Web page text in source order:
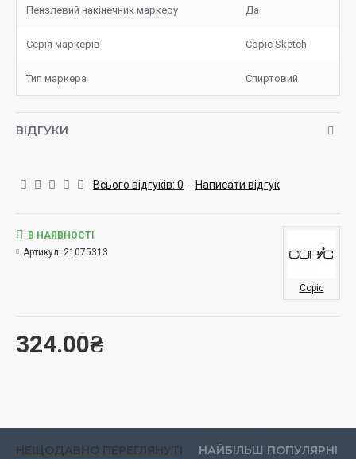
Пензлевий накінечник маркеру Да
Серія маркерів Copic Sketch
Тип маркера Спиртовий
ВІДГУКИ
Всього відгуків: 0 - Написати відгук
324.00₴
В НАЯВНОСТІ
Артикул: 21075313
Copic
НЕЩОДАВНО ПЕРЕГЛЯНУТІ НАЙБІЛЬШ ПОПУЛЯРНІ